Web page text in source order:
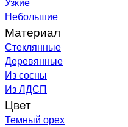
Небольшие
Материал
Стеклянные
Деревянные
Из сосны
Из ЛДСП
Цвет
Темный орех